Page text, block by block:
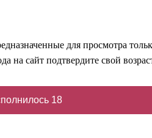
для просмотра
на сайт подтвердите свой
18